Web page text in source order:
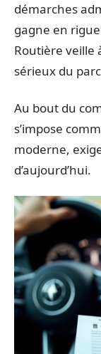
démarches
gagne en
Routière veille
sérieux du
Au bout du
s’impose
moderne,
d’aujourd’hui.